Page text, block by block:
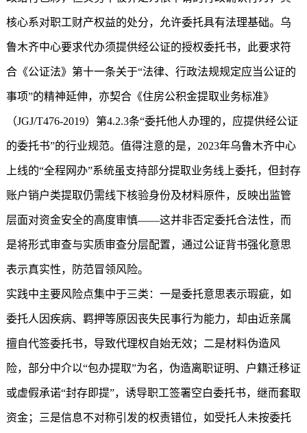
核心系对职工财产权益的处分，允许委托具有法理基础。乌
鲁木齐中心要求代办须提供经公证的授权委托书，此要求符
合《公证法》第十一条关于“法律、行政法规规定应当公证的
事项”的精神延伸，亦契合《住房公积金提取业务标准》
（JGJ/T476-2019）第4.2.3条“委托他人办理的，应提供经公证
的委托书”的行业规范。值得注意的是，2023年乌鲁木齐中心
上线的“全程网办”系统虽支持部分提取业务线上委托，但封存
账户销户类提取仍需线下核验身份及材料原件，反映出监管
层面对资金安全的高度审慎——这并非否定委托合法性，而
是将形式审查与实质审查分层配置，通过公证背书强化意思
表示真实性，防范冒领风险。
实践中主要风险点集中于三类：一是委托意思表示瑕疵，如
委托人因疾病、羁押等原因丧失民事行为能力，却由近亲属
擅自代签委托书，导致代理权自始无效；二是材料伪造风
险，部分中介以“包办提取”为名，伪造离职证明、户籍迁移证
或虚假承诺“封存即提”，诱导职工签署空白委托书，继而套取
资金；三是信息不对称引发的权责错位，如受托人未按委托